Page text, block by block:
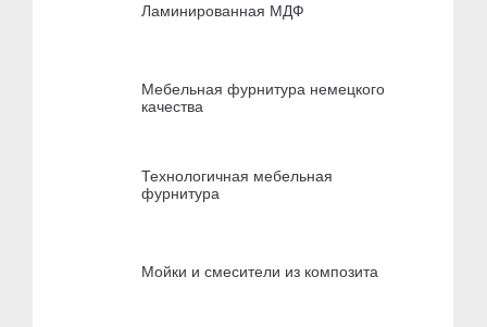
Ламинированная МДФ
Мебельная фурнитура немецкого
качества
Технологичная мебельная
фурнитура
Мойки и смесители из композита